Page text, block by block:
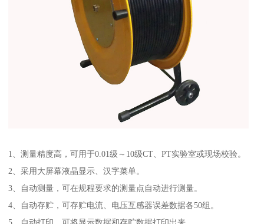
1、测量精度高，可用于0.01级～10级CT、PT实验室或现场校验。
2、采用大屏幕液晶显示、汉字菜单。
3、自动测量，可在规程要求的测量点自动进行测量。
4、自动存贮，可存贮电流、电压互感器误差数据各50组。